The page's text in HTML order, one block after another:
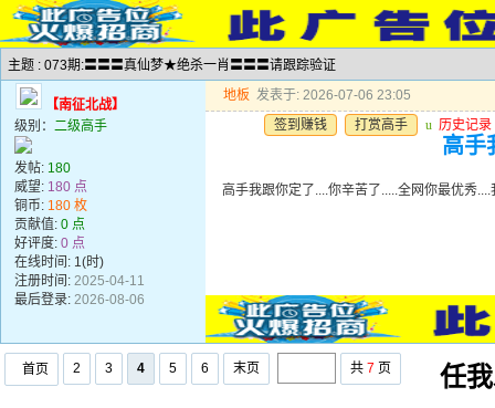
主题 : 073期:〓〓〓真仙梦★绝杀一肖〓〓〓请跟踪验证
【南征北战】
级别： 二级高手
发帖: 180
威望: 180 点
铜币: 180 枚
贡献值: 0 点
好评度: 0 点
在线时间: 1(时)
注册时间: 2025-04-11
最后登录: 2026-08-06
地板 发表于: 2026-07-06 23:05
签到赚钱
打赏高手 u 历史记录
高手
高手我跟你定了....你辛苦了.....全网你最优秀
首页 2 3 4 5 6 末页 共 7 页 任我